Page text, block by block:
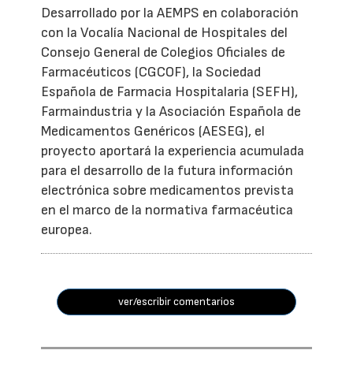
Desarrollado por la AEMPS en colaboración
con la Vocalía Nacional de Hospitales del
Consejo General de Colegios Oficiales de
Farmacéuticos (CGCOF), la Sociedad
Española de Farmacia Hospitalaria (SEFH),
Farmaindustria y la Asociación Española de
Medicamentos Genéricos (AESEG), el
proyecto aportará la experiencia acumulada
para el desarrollo de la futura información
electrónica sobre medicamentos prevista
en el marco de la normativa farmacéutica
europea.
ver/escribir comentarios